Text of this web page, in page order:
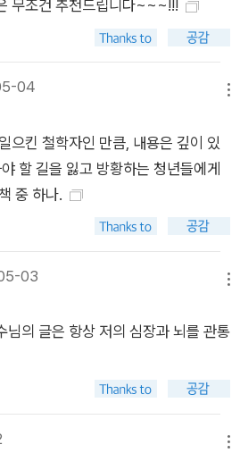
무조건 추천드립니다~~~!!!
04
으킨 철학자인 만큼, 내용은 깊이 있
할 길을 잃고 방황하는 청년들에게
중 하나.
03
님의 글은 항상 저의 심장과 뇌를 관통